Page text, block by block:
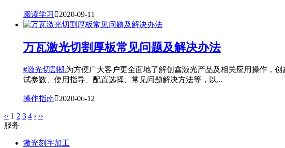
阅读学习 2020-09-11
万瓦激光切割厚板常见问题及解决办法
#激光切割机为方便广大客户更全面地了解创鑫激光产品及相关应用操作，
试参数、使用指导、配置选择、常见问题解决方法等，以...
操作指南2020-06-12
‹‹ 1 2 3 4 › ››
服务
激光刻字加工